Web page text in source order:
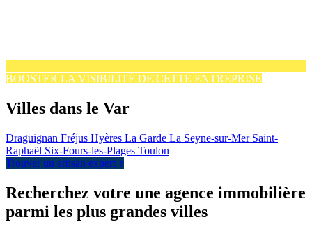
BOOSTER LA VISIBILITÉ DE CETTE ENTREPRISE
Villes dans le Var
Draguignan Fréjus Hyères La Garde La Seyne-sur-Mer Saint-
Raphaël Six-Fours-les-Plages Toulon
Trouver un artisan expert ↑
Recherchez votre une agence immobilière
parmi les plus grandes villes